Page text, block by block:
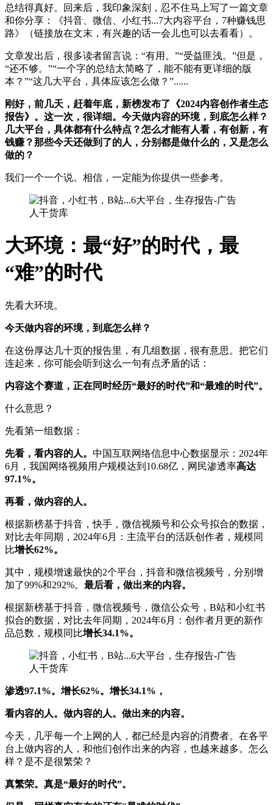
总结得真好。回来后，我印象深刻，忍不住马上写了一篇文章
和你分享：《抖音、微信、小红书...7大内容平台，7种赚钱思
路》（链接放在文末，有兴趣的话一会儿也可以去看看）。
文章发出后，很多读者留言说：“有用。”“受益匪浅。”但是，
“还不够。”“一个字的总结太简略了，能不能有更详细的版
本？”“这几大平台，具体应该怎么做？”......
刚好，前几天，赶着年底，新榜发布了《2024内容创作者生态
报告》。这一次，很详细。今天做内容的环境，到底怎么样？
几大平台，具体都有什么特点？怎么才能有人看，有创新，有
钱赚？那些今天还做到了的人，分别都是做什么的，又是怎么
做的？
我们一个一个说。相信，一定能为你提供一些参考。
大环境：最“好”的时代，最
“难”的时代
先看大环境。
今天做内容的环境，到底怎么样？
在这份厚达几十页的报告里，有几组数据，很有意思。把它们
连起来，你可能会听到这么一句有点矛盾的话：
内容这个赛道，正在同时经历“最好的时代”和“最难的时代”。
什么意思？
先看第一组数据：
先看，看内容的人。 中国互联网络信息中心数据显示：2024年
6月，我国网络视频用户规模达到10.68亿，网民渗透率高达
97.1%。
再看，做内容的人。
根据新榜基于抖音，快手，微信视频号和公众号拟合的数据，
对比去年同期，2024年6月：主流平台的活跃创作者，规模同
比增长62%。
其中，规模增速最快的2个平台，抖音和微信视频号，分别增
加了99%和292%。 最后看，做出来的内容。
根据新榜基于抖音，微信视频号，微信公众号，B站和小红书
拟合的数据，对比去年同期，2024年6月：创作者月更的新作
品总数，规模同比增长34.1%。
渗透97.1%。增长62%。增长34.1%，
看内容的人。做内容的人。做出来的内容。
今天，几乎每一个上网的人，都已经是内容的消费者。在各平
台上做内容的人，和他们创作出来的内容，也越来越多。怎么
样？是不是很繁荣？
真繁荣。真是“最好的时代”。